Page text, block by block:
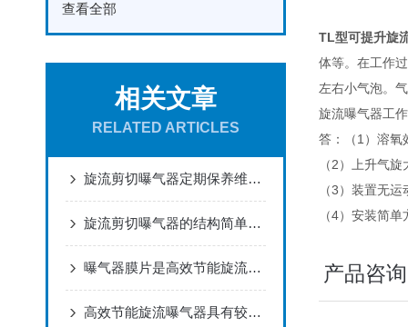
查看全部
相关文章
RELATED ARTICLES
旋流剪切曝气器定期保养维护很有必要
旋流剪切曝气器的结构简单，安装方便
曝气器膜片是高效节能旋流曝气器的核心部件
高效节能旋流曝气器具有较强的抗腐蚀性能
TL型可提升旋
体等。在工作
左右小气泡。
旋流曝气器工
答：（1）溶氧
（2）上升气
（3）装置无
（4）安装简
产品咨询